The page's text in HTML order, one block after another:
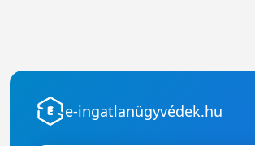
e-ingatlanügyvédek.hu